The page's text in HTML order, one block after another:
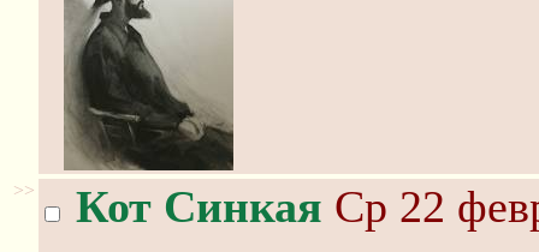
>> Кот Синкая Ср 22